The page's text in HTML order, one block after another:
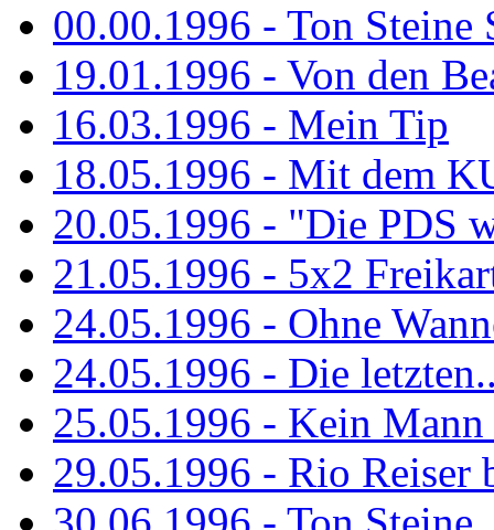
00.00.1996 - Ton Steine
19.01.1996 - Von den
16.03.1996 - Mein Tip
18.05.1996 - Mit dem
20.05.1996 - "Die PDS
21.05.1996 - 5x2
24.05.1996 - Ohne
24.05.1996 - Die
25.05.1996 - Kein
29.05.1996 - Rio Reiser